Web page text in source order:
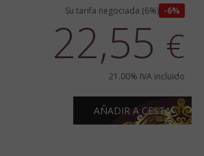
Su tarifa negociada (6%) 6%
22,55 €
21.00% IVA incluido
AÑADIR A CESTA